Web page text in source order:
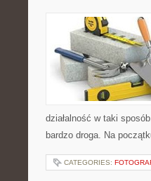
działalność w taki
bardzo droga. Na
CATEGORIES: